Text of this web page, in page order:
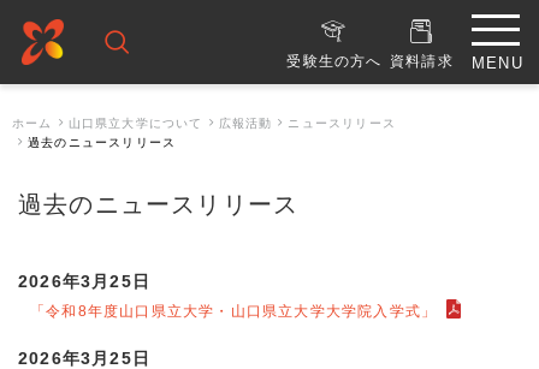
受験生の方へ 資料請求
ホーム 山口県立大学について 広報活動
ニュースリリース
過去のニュースリリース
過去のニュースリリース
2026年3月25日
「令和8年度山口県立大学・山口県立大学大学院入学式」
2026年3月25日